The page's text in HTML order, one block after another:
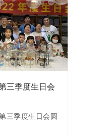
三季度生日会
三季度生日会圆